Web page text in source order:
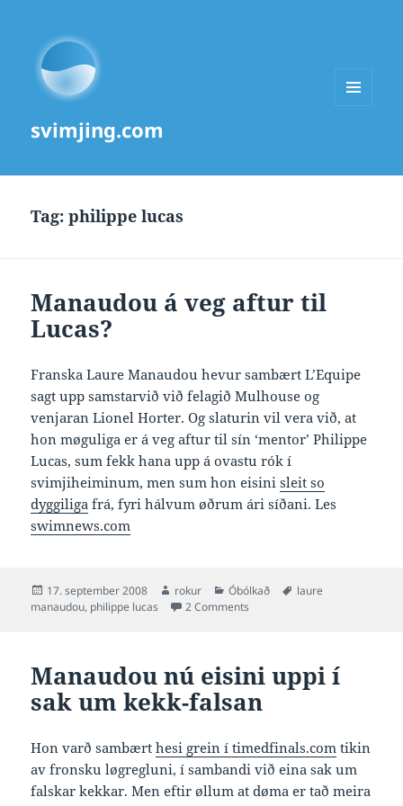
svimjing.com
Tag:philippe lucas
Manaudou á veg aftur til
Lucas?
Franska Laure Manaudou hevur sambært L’Equipe
sagt upp samstarvið við felagið Mulhouse og
venjaran Lionel Horter. Og slaturin vil vera við, at
hon møguliga er á veg aftur til sín ‘mentor’ Philippe
Lucas, sum fekk hana upp á ovastu rók í
svimjiheiminum, men sum hon eisinisleit so
dyggiliga frá, fyri hálvum øðrum ári síðani. Les
swimnews.com
Posted
on
17. september 2008 Author
rokur Categories
Óbólkað Tags
laure
manaudou, philippe lucas 2 Comments
Manaudou nú eisini uppi í
sak um kekk-falsan
Hon varð sambærthesi grein í timedfinals.com tikin
av fronsku løgregluni, í sambandi við eina sak um
falskar kekkar. Men eftir øllum at døma er tað meira